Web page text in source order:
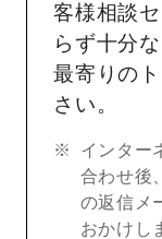
客様相談
らず十分
最寄りの
さい。
インター
合わせ後
の返信メ
おかけし